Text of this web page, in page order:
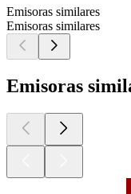
Emisoras similares
Emisoras similares
Emisoras